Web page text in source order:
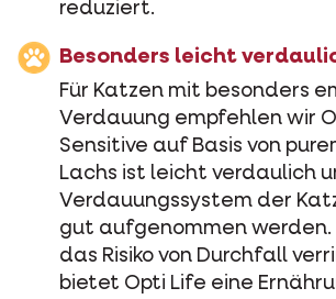
reduziert.
Besonders leicht
Für Katzen mit besonders
Verdauung empfehlen wir
Sensitive auf Basis von
Lachs ist leicht verdaulich
Verdauungssystem der
gut aufgenommen werden.
das Risiko von Durchfall
bietet Opti Life eine